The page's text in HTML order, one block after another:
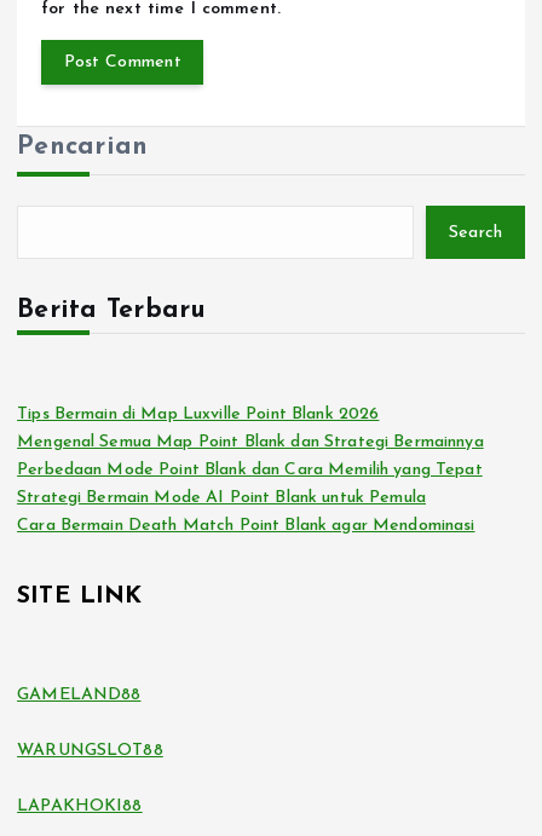
for the next time I comment.
Pencarian
Search
Berita Terbaru
Tips Bermain di Map Luxville Point Blank 2026
Mengenal Semua Map Point Blank dan Strategi Bermainnya
Perbedaan Mode Point Blank dan Cara Memilih yang Tepat
Strategi Bermain Mode AI Point Blank untuk Pemula
Cara Bermain Death Match Point Blank agar Mendominasi
SITE LINK
GAMELAND88
WARUNGSLOT88
LAPAKHOKI88